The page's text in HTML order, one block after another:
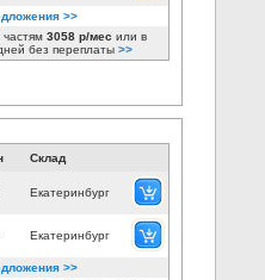
>>
частям 3058 р/мес или в
без переплаты >>
Склад
Екатеринбург
Екатеринбург
>>